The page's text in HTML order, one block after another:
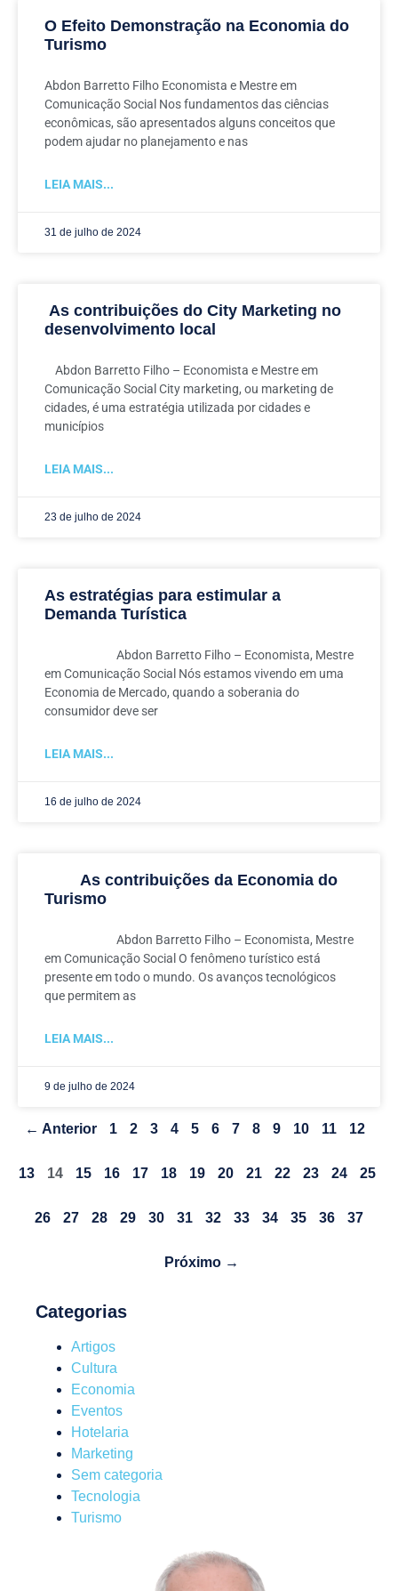
O Efeito Demonstração na Economia do
Turismo
Abdon Barretto Filho Economista e Mestre em
Comunicação Social Nos fundamentos das ciências
econômicas, são apresentados alguns conceitos que
podem ajudar no planejamento e nas
LEIA MAIS...
31 de julho de 2024
As contribuições do City Marketing no
desenvolvimento local
Abdon Barretto Filho – Economista e Mestre em
Comunicação Social City marketing, ou marketing de
cidades, é uma estratégia utilizada por cidades e
municípios
LEIA MAIS...
23 de julho de 2024
As estratégias para estimular a
Demanda Turística
Abdon Barretto Filho – Economista, Mestre
em Comunicação Social Nós estamos vivendo em uma
Economia de Mercado, quando a soberania do
consumidor deve ser
LEIA MAIS...
16 de julho de 2024
As contribuições da Economia do
Turismo
Abdon Barretto Filho – Economista, Mestre
em Comunicação Social O fenômeno turístico está
presente em todo o mundo. Os avanços tecnológicos
que permitem as
LEIA MAIS...
9 de julho de 2024
← Anterior 1 2 3 4 5 6 7 8 9 10 11 12
13 14 15 16 17 18 19 20 21 22 23 24 25
26 27 28 29 30 31 32 33 34 35 36 37
Próximo →
Categorias
Artigos
Cultura
Economia
Eventos
Hotelaria
Marketing
Sem categoria
Tecnologia
Turismo